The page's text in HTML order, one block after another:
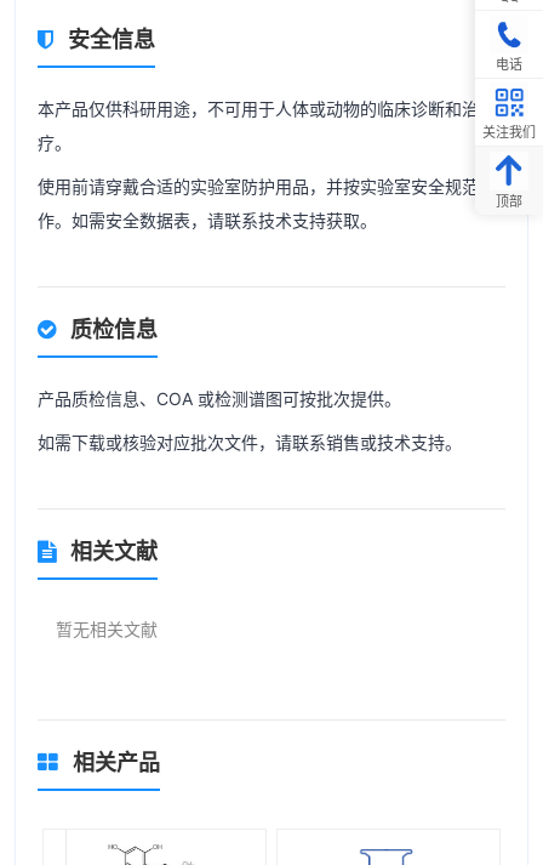
安全信息
本产品仅供科研用途，不可用于人体或动物的临床诊断和治
疗。
使用前请穿戴合适的实验室防护用品，并按实验室安全规范操
作。如需安全数据表，请联系技术支持获取。
质检信息
产品质检信息、COA 或检测谱图可按批次提供。
如需下载或核验对应批次文件，请联系销售或技术支持。
相关文献
暂无相关文献
相关产品
电话
关注我们
顶部